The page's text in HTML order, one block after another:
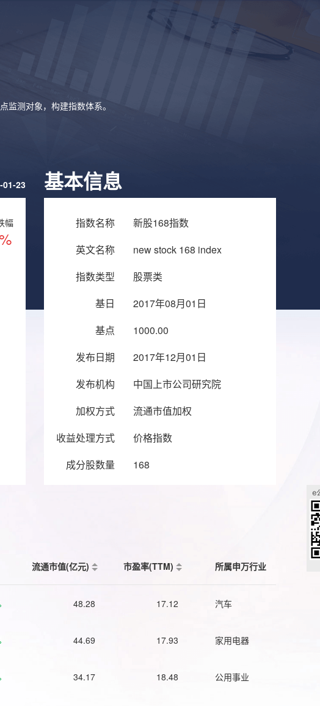
测对象，构建指数体系。
01-23
幅
基本信息
指数名称
新股168指数
英文名称
new stock 168 index
指数类型
股票类
基日
2017年08月01日
基点
1000.00
发布日期
2017年12月01日
发布机构
中国上市公司研究院
加权方式
流通市值加权
收益处理方式
价格指数
成分股数量
168
流通市值(亿元) 市盈率(TTM) 所属申万行业
48.28 17.12 汽车
44.69 17.93 家用电器
34.17 18.48 公用事业